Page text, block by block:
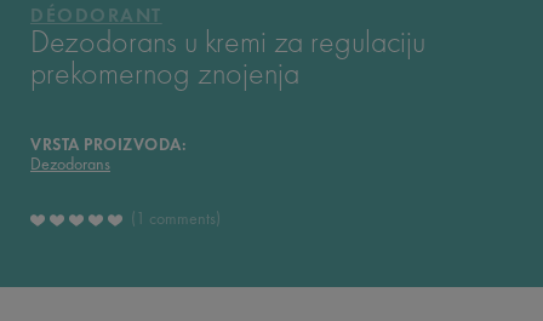
DÉODORANT
Dezodorans u kremi za regulaciju
prekomernog znojenja
VRSTA PROIZVODA:
Dezodorans
1 comments